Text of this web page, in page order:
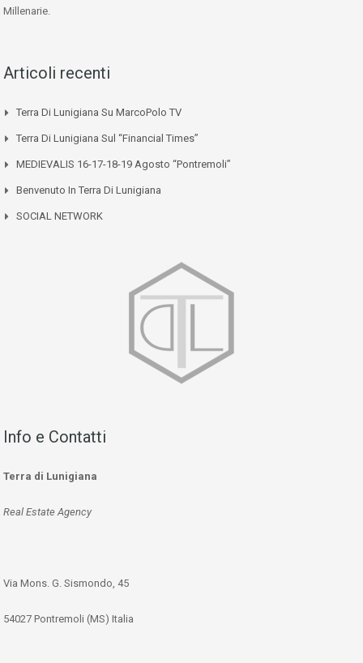
Millenarie.
Articoli recenti
Terra Di Lunigiana Su MarcoPolo TV
Terra Di Lunigiana Sul “Financial Times”
MEDIEVALIS 16-17-18-19 Agosto “Pontremoli”
Benvenuto In Terra Di Lunigiana
SOCIAL NETWORK
Info e Contatti
Terra di Lunigiana
Real Estate Agency
Via Mons. G. Sismondo, 45
54027 Pontremoli (MS) Italia